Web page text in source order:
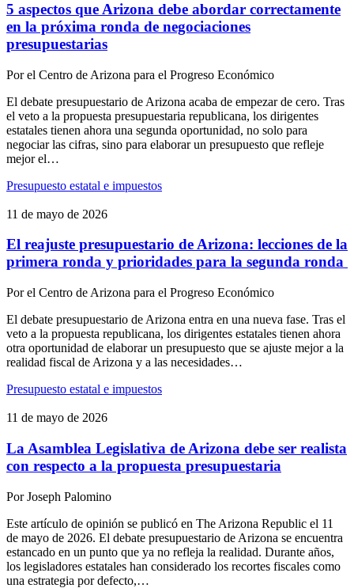
5 aspectos que Arizona debe abordar correctamente
en la próxima ronda de negociaciones
presupuestarias
Porel Centro de Arizona para el Progreso Económico
El debate presupuestario de Arizona acaba de empezar de cero. Tras
el veto a la propuesta presupuestaria republicana, los dirigentes
estatales tienen ahora una segunda oportunidad, no solo para
negociar las cifras, sino para elaborar un presupuesto que refleje
mejor el…
Presupuesto estatal e impuestos
11 de mayo de 2026
El reajuste presupuestario de Arizona: lecciones de la
primera ronda y prioridades para la segunda ronda
Porel Centro de Arizona para el Progreso Económico
El debate presupuestario de Arizona entra en una nueva fase. Tras el
veto a la propuesta republicana, los dirigentes estatales tienen ahora
otra oportunidad de elaborar un presupuesto que se ajuste mejor a la
realidad fiscal de Arizona y a las necesidades…
Presupuesto estatal e impuestos
11 de mayo de 2026
La Asamblea Legislativa de Arizona debe ser realista
con respecto a la propuesta presupuestaria
PorJoseph Palomino
Este artículo de opinión se publicó en The Arizona Republic el 11
de mayo de 2026. El debate presupuestario de Arizona se encuentra
estancado en un punto que ya no refleja la realidad. Durante años,
los legisladores estatales han considerado los recortes fiscales como
una estrategia por defecto,…